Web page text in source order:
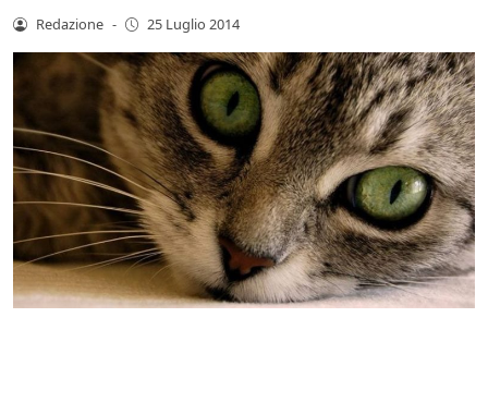
Redazione - 25 Luglio 2014